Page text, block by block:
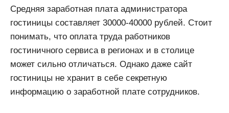
Средняя заработная плата администратора
гостиницы составляет 30000-40000 рублей. Стоит
понимать, что оплата труда работников
гостиничного сервиса в регионах и в столице
может сильно отличаться. Однако даже сайт
гостиницы не хранит в себе секретную
информацию о заработной плате сотрудников.